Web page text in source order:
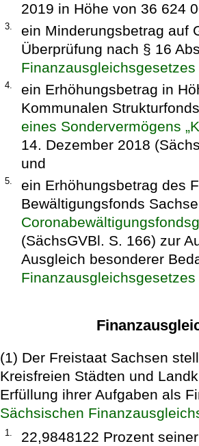
2019 in Höhe von 36 624
3.
ein Minderungsbetrag auf
Überprüfung nach § 16
Finanzausgleichsgesetzes
4.
ein Erhöhungsbetrag in
Kommunalen
eines Sondervermögens
14. Dezember 2018
und
5.
ein Erhöhungsbetrag des
Bewältigungsfonds
(SächsGVBl. S. 166) zur
Ausgleich besonderer
Finanzausgleichsgesetzes
(1) Der Freistaat Sachsen
Kreisfreien Städten und
Erfüllung ihrer Aufgaben als
Sächsischen
1.
22,9848122 Prozent